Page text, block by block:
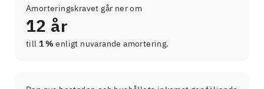
Amorteringskravet går ner om
12 år
till 1 % enligt nuvarande amortering.